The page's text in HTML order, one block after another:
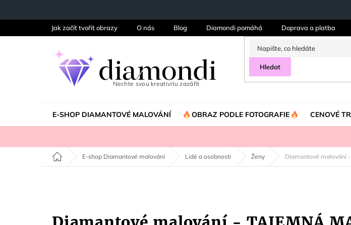
Jak začít tvořit obrazy O nás Blog Diamondi pomáhá Doprava a platba
Hledat
E-SHOP DIAMANTOVÉ MALOVÁNÍ OBRAZ PODLE FOTOGRAFIE CENOVÉ
Domů E-shop Diamantové malování Lidé a osobnosti Ženy Diamantové malování